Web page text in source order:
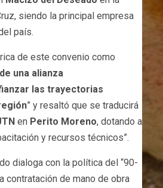
siendo la principal empresa
país.
de este convenio como
una alianza
las trayectorias
” y resaltó que se traducirá
en Perito Moreno, dotando a
y recursos técnicos”.
dialoga con la política del “90-
contratación de mano de obra